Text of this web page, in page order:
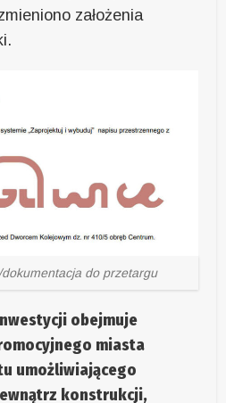
założenia
do przetargu
obejmuje
miasta
umożliwiającego
konstrukcji,